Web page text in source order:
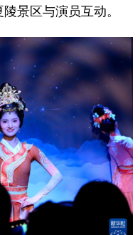
景区与演员互动。